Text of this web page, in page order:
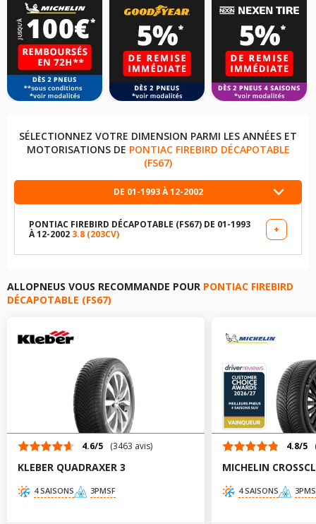
SÉLECTIONNEZ VOTRE DIMENSION PARMI LES ANNÉES ET
MOTORISATIONS DE PONTIAC FIREBIRD DÉCAPOTABLE
(FS67)
DE 01-1993 À 12-2002
PONTIAC FIREBIRD DÉCAPOTABLE (FS67) DE 01-1993
À 12-2002 3.8 (203CV)
+
235/55R16 96 T
245/50R16 97 T
ALLOPNEUS VOUS RECOMMANDE POUR PONTIAC FIREBIRD
DÉCAPOTABLE (FS67)
4.6/5 (3463 avis)
KLEBER QUADRAXER 3
4 SAISONS 3PMSF
4.8/5
MICHELIN
4 SAISONS